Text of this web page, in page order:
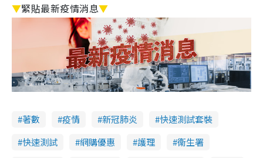
▼緊貼最新疫情消息▼
著數 疫情 新冠肺炎
快速測試套裝
快速測試
網購優惠 護理
衞生署